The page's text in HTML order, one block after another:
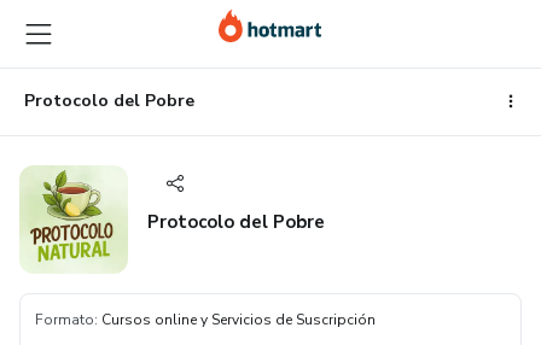
contenido
principal
la
página
de
pie
página
Protocolo del Pobre
Protocolo del Pobre
Formato: Cursos online y Servicios de Suscripción